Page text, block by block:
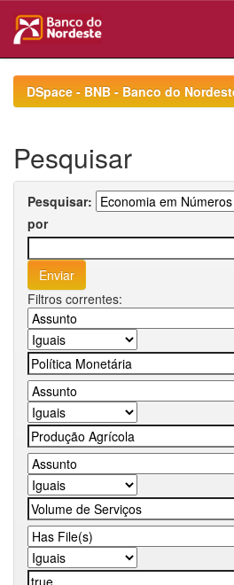
navigationDSpace - BNB - Banco do
Pesquisar
Pesquisar:
por
Filtros correntes: